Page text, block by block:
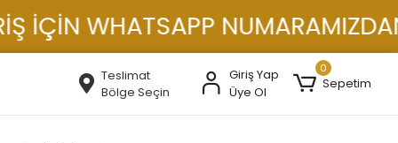
WHATSAPP NUMARAMIZDAN
Teslimat
Bölge Seçin
Giriş Yap
Üye Ol
0
Sepetim